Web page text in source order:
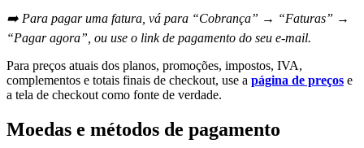
➡️ Para pagar uma fatura, vá para “Cobrança” → “Faturas” →
“Pagar agora”, ou use o link de pagamento do seu e-mail.
Para preços atuais dos planos, promoções, impostos, IVA,
complementos e totais finais de checkout, use a página de preços e
a tela de checkout como fonte de verdade.
Moedas e métodos de pagamento